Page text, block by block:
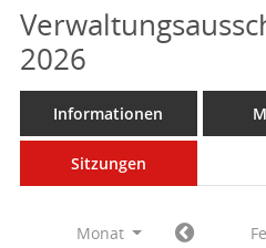
2026
Informationen
Sitzungen
Monat